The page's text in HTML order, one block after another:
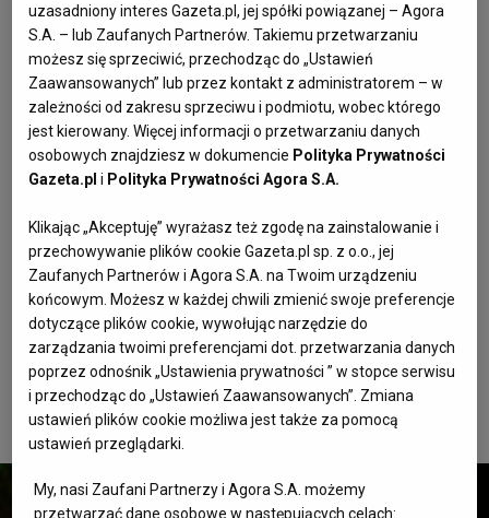
stworzymy. Zielony skwer między blokami? Może nie
brzmi jak bajka, ale wystarczy kilka trików, by zamienić go
w urocze miejsce do biesiady i przygodowy plac zabaw.
Przecież, aby rozłożyć duży, kolorowy koc wystarczy
odrobina trawnika w zacienionym miejscu. Do tego kilka
dodatków: poduszki, kolorowa girlanda czy kilka
baloników i? przytulny klimat gotowy.
Co jeszcze może się sprawdzić? Prosty namiot plażowy,
który może być wykorzystany jako „baza” albo tipi
zbudowane z kijków i koca – dzieciaki uwielbiają tego
typu konstrukcje. Można też wziąć przenośny głośnik i
puścić ulubioną playlistę albo po prostu wsłuchać się w
dźwięki natury: śpiew ptaków, szum liści, bzyczenie
owadów. Tak, to nadal możliwe nawet jeśli celebrujecie w
mieście.
uzasadniony interes Gazeta.pl, jej spółki powiązanej – Agora
S.A. – lub Zaufanych Partnerów. Takiemu przetwarzaniu
możesz się sprzeciwić, przechodząc do „Ustawień
Zaawansowanych” lub przez kontakt z administratorem – w
zależności od zakresu sprzeciwu i podmiotu, wobec którego
jest kierowany. Więcej informacji o przetwarzaniu danych
osobowych znajdziesz w dokumencie Polityka Prywatności
Gazeta.pl i Polityka Prywatności Agora S.A.
Klikając „Akceptuję” wyrażasz też zgodę na zainstalowanie i
przechowywanie plików cookie Gazeta.pl sp. z o.o., jej
Zaufanych Partnerów i Agora S.A. na Twoim urządzeniu
końcowym. Możesz w każdej chwili zmienić swoje preferencje
dotyczące plików cookie, wywołując narzędzie do
zarządzania twoimi preferencjami dot. przetwarzania danych
poprzez odnośnik „Ustawienia prywatności ” w stopce serwisu
i przechodząc do „Ustawień Zaawansowanych”. Zmiana
ustawień plików cookie możliwa jest także za pomocą
ustawień przeglądarki.
My, nasi Zaufani Partnerzy i Agora S.A. możemy
przetwarzać dane osobowe w następujących celach: